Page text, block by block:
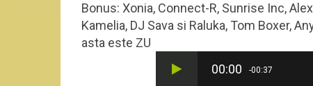
Bonus: Xonia, Connect-R, Sunrise Inc,
Kamelia, DJ Sava si Raluka, Tom Boxer,
asta este ZU
00:00
-00:37